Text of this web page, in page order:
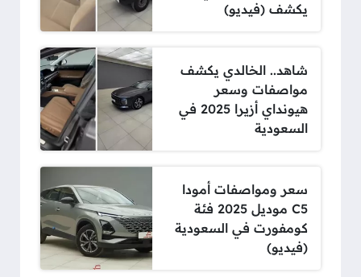
يكشف (فيديو)
شاهد.. الخالدي يكشف
مواصفات وسعر
هيونداي أزيرا 2025 في
السعودية
سعر ومواصفات أمودا
C5 موديل 2025 فئة
كومفورت في السعودية
(فيديو)